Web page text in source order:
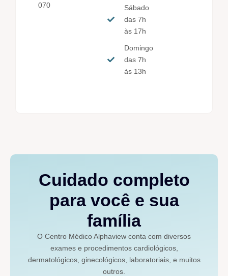
070
Sábado
das 7h
às 17h
Domingo
das 7h
às 13h
Cuidado completo
para você e sua
família
O Centro Médico Alphaview conta com diversos
exames e procedimentos cardiológicos,
dermatológicos, ginecológicos, laboratoriais, e muitos
outros.